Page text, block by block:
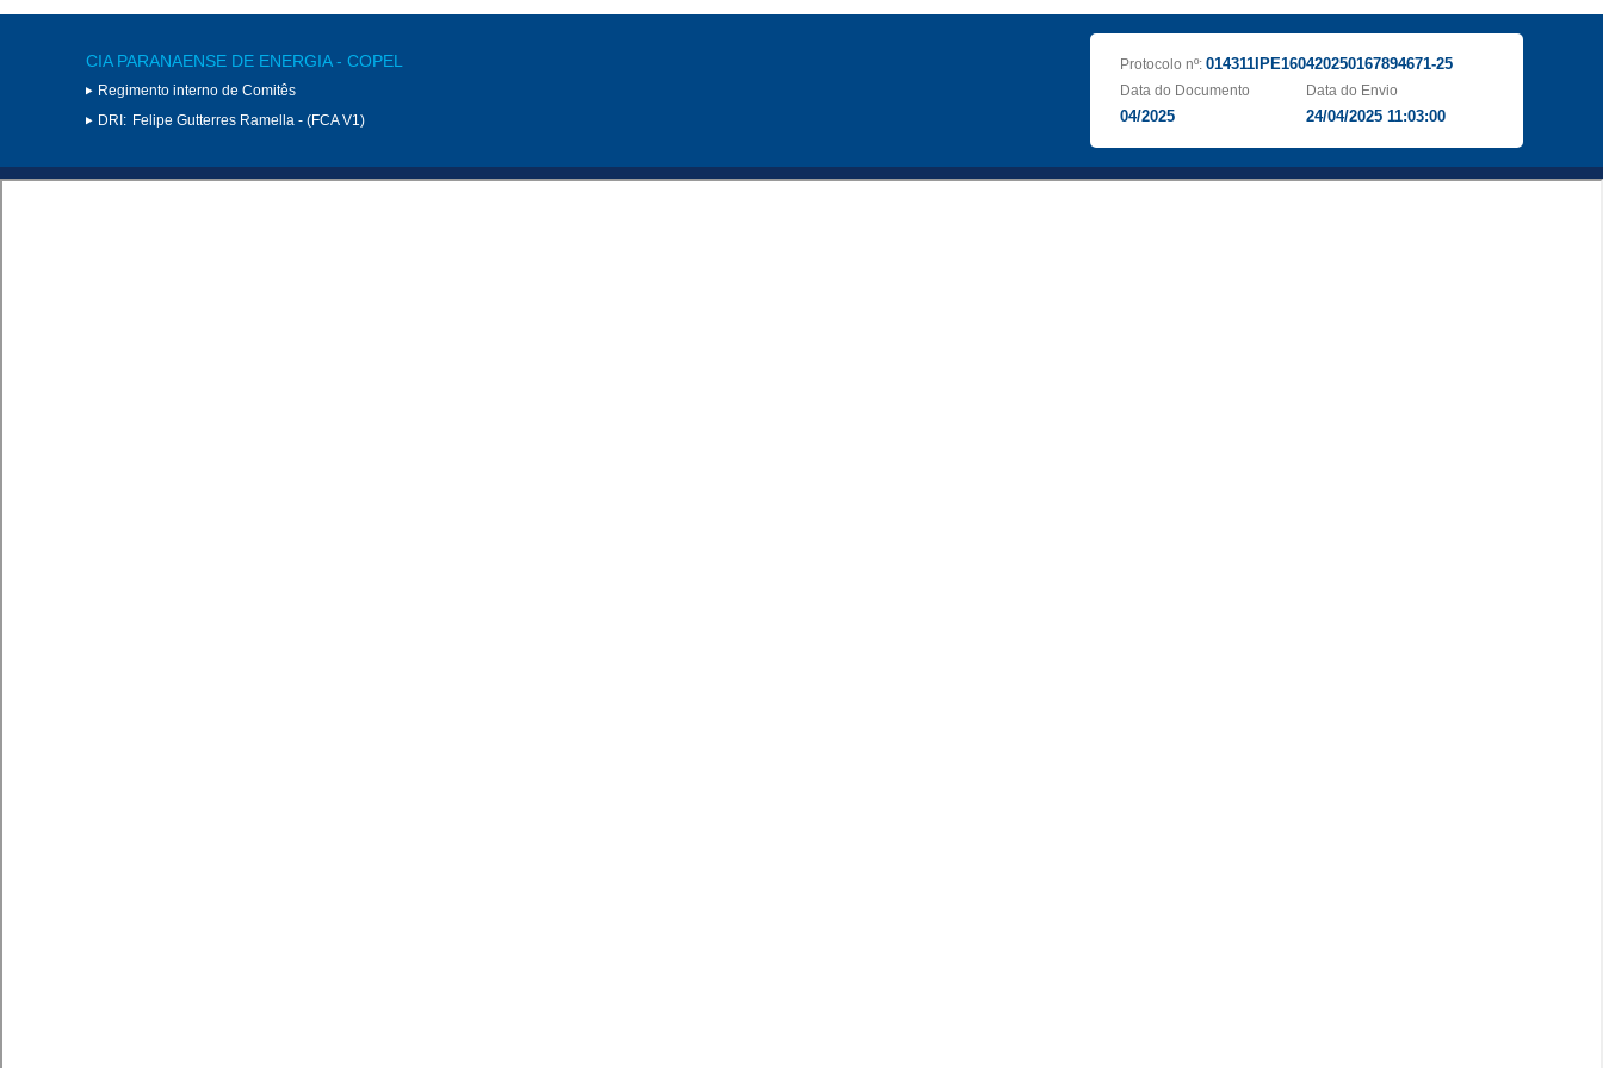
CIA PARANAENSE DE ENERGIA - COPEL
Regimento interno de Comitês
DRI: Felipe Gutterres Ramella - (FCA V1)
Protocolo nº: 014311IPE160420250167894671-25
Data do Documento
04/2025
Data do Envio
24/04/2025 11:03:00